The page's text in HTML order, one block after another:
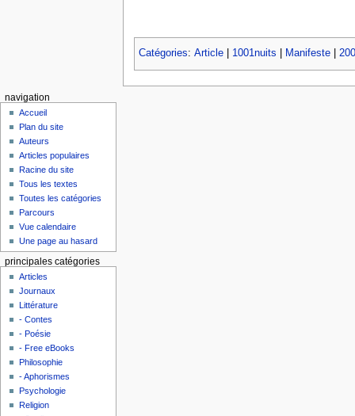
Catégories: Article| 1001nuits Manifeste|
navigation
Accueil
Plan du site
Auteurs
Articles populaires
Racine du site
Tous les textes
Toutes les catégories
Parcours
Vue calendaire
Une page au hasard
principales catégories
Articles
Journaux
Littérature
- Contes
- Poésie
- Free eBooks
Philosophie
- Aphorismes
Psychologie
Religion